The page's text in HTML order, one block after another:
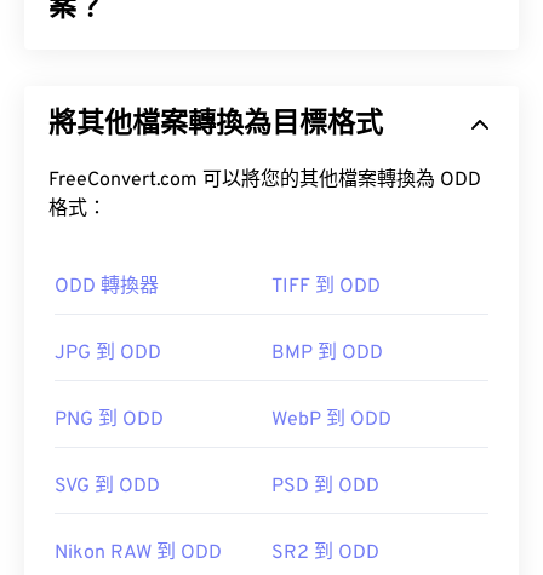
案？
GIF 使用無損壓縮 (無損音頻)，並且支援無音訊動
GIF 最常見的用途是以動畫形式出現在廣告、社群媒
體上的情緒回覆和表情符號中，這些內容經常在網路
幾乎所有網頁瀏覽器都支援 GIF，這使其比其他圖像
果行動裝置（包括 iPhone 和 iPad）上打開，這使得
器和作業系統上輕鬆開啟。
將其他檔案轉換為目標格式
FreeConvert.com 可以將您的其他檔案轉換為 ODD
格式：
ODD 轉換器 TIFF 到 ODD
JPG 到 ODD BMP 到 ODD
PNG 到 ODD WebP 到 ODD
SVG 到 ODD PSD 到 ODD
Nikon RAW 到 ODD SR2 到 ODD